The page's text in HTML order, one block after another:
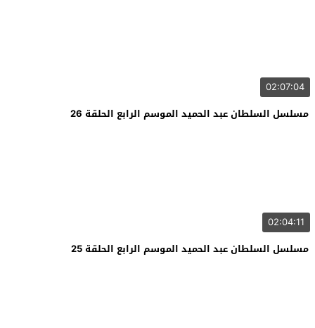
02:07:04
مسلسل السلطان عبد الحميد الموسم الرابع الحلقة 26
02:04:11
مسلسل السلطان عبد الحميد الموسم الرابع الحلقة 25